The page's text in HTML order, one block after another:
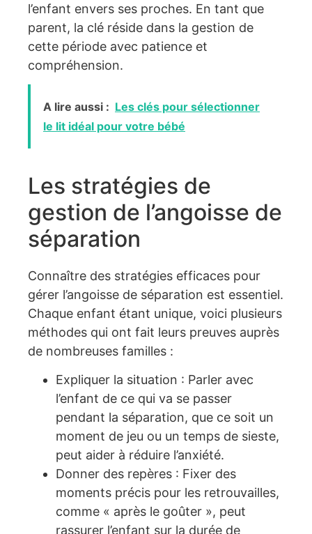
l’enfant envers ses proches. En tant que
parent, la clé réside dans la gestion de
cette période avec patience et
compréhension.
A lire aussi : Les clés pour sélectionner
le lit idéal pour votre bébé
Les stratégies de
gestion de l’angoisse de
séparation
Connaître des stratégies efficaces pour
gérer l’angoisse de séparation est essentiel.
Chaque enfant étant unique, voici plusieurs
méthodes qui ont fait leurs preuves auprès
de nombreuses familles :
Expliquer la situation : Parler avec
l’enfant de ce qui va se passer
pendant la séparation, que ce soit un
moment de jeu ou un temps de sieste,
peut aider à réduire l’anxiété.
Donner des repères : Fixer des
moments précis pour les retrouvailles,
comme « après le goûter », peut
rassurer l’enfant sur la durée de